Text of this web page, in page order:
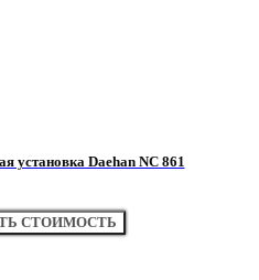
установка Daehan NC 861
СТОИМОСТЬ